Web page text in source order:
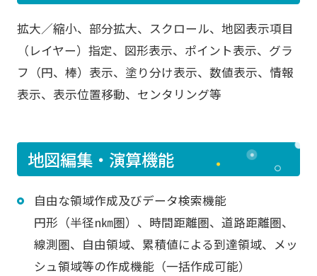
拡大／縮小、部分拡大、スクロール、地図表示項目
（レイヤー）指定、図形表示、ポイント表示、グラ
フ（円、棒）表示、塗り分け表示、数値表示、情報
表示、表示位置移動、センタリング等
地図編集・演算機能
自由な領域作成及びデータ検索機能
円形（半径n㎞圏）、時間距離圏、道路距離圏、
線測圏、自由領域、累積値による到達領域、メッ
シュ領域等の作成機能（一括作成可能）